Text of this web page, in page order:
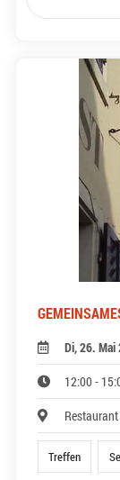
Di, 26. Mai
12:00 -
Treffen